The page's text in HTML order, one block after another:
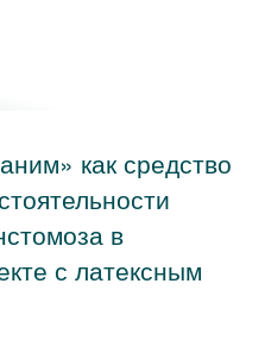
как средство
в
с латексным